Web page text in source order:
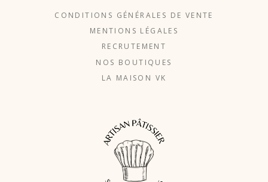
CONDITIONS GÉNÉRALES DE VENTE
MENTIONS LÉGALES
RECRUTEMENT
NOS BOUTIQUES
LA MAISON VK